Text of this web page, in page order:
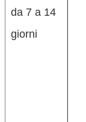
da 7 a 14
giorni